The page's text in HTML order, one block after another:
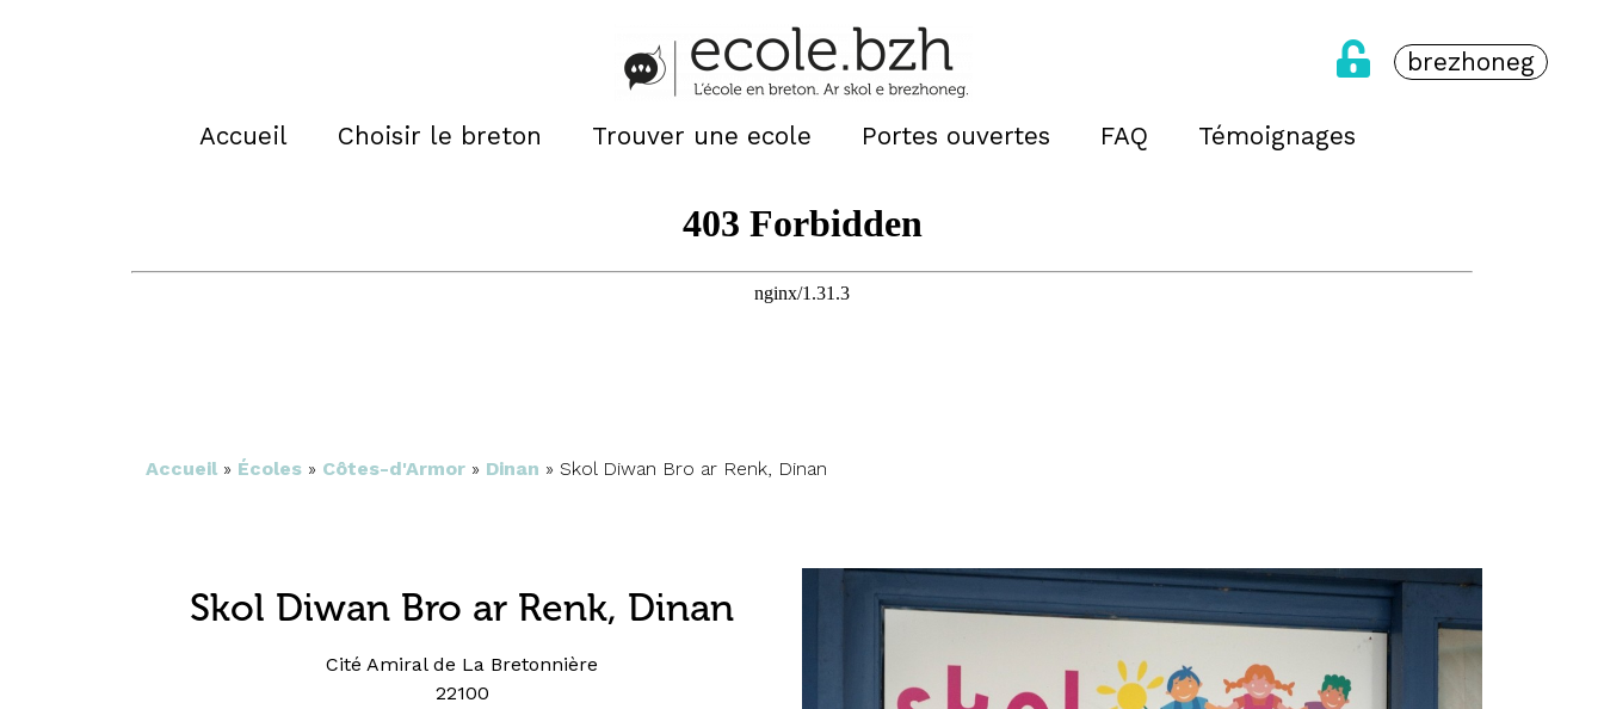
brezhoneg
Accueil Choisir le breton Trouver une ecole Portes ouvertes FAQ Témoignages
Accueil » Écoles » Côtes-d'Armor » Dinan » Skol Diwan Bro ar Renk, Dinan
Skol Diwan Bro ar Renk, Dinan
Cité Amiral de La Bretonnière
22100